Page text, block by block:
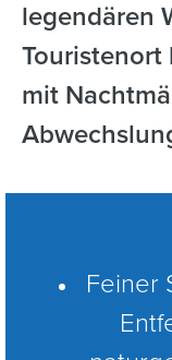
legendären
Touristenort
mit
Feiner